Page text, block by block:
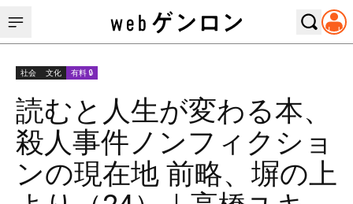
社会 文化 有料 🔒
読むと人生が変わる本、
殺人事件ノンフィクショ
ンの現在地 前略、塀の上